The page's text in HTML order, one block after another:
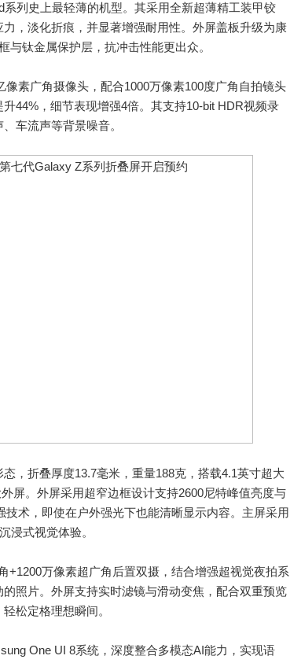
列史上最轻薄的机型。其采用全新超薄精工装甲铰
，淡化折痕，并显著增强耐用性。外屏盖板升级为康
钛金属保护层，抗冲击性能更出众。
素广角摄像头，配合1000万像素100度广角自拍镜头
44%，细节表现增强4倍。其支持10-bit HDR视频录
车流声等背景噪音。
，折叠厚度13.7毫米，重量188克，搭载4.1英寸超大
屏。外屏采用超窄边框设计支持2600尼特峰值亮度与
术，即使在户外强光下也能清晰显示内容。主屏采用
浸式视觉体验。
万像素超广角后置双摄，结合增强超视觉夜拍系
照片。外屏支持实时滤镜与滑动变焦，配合双重预览
松定格理想瞬间。
One UI 8系统，深度整合多模态AI能力，实现语